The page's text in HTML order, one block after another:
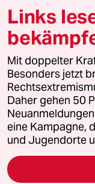
© 2026 taz Verlags
Alle Rechte vorbehalten.
wenden Sie sich bitte an
Feedback
Leitlinie Informant
Seitenwende
Links
Mit doppelter
Besonders jetzt
Daher gehen 50
eine Kampagne,
und Jugendorte